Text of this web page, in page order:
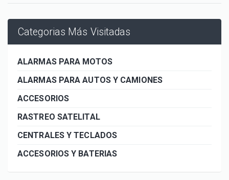
Categorias Más Visitadas
ALARMAS PARA MOTOS
ALARMAS PARA AUTOS Y CAMIONES
ACCESORIOS
RASTREO SATELITAL
CENTRALES Y TECLADOS
ACCESORIOS Y BATERIAS